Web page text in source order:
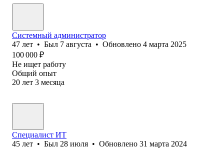
Системный администратор
47 лет • Был 7 августа • Обновлено 4 марта 2025
100 000 ₽
Не ищет работу
Общий опыт
20 лет 3 месяца
Специалист ИТ
45 лет • Был 28 июля • Обновлено 31 марта 2024